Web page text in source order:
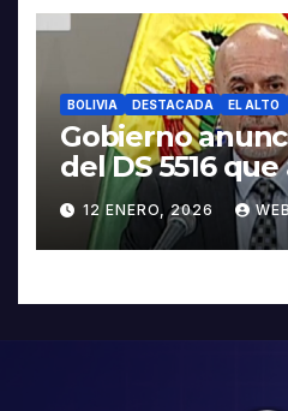
BOLIVIA DESTACADA EL ALTO
Gobierno
del DS 5516
5503
12 ENERO, 2026